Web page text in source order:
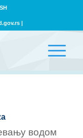
|
водом